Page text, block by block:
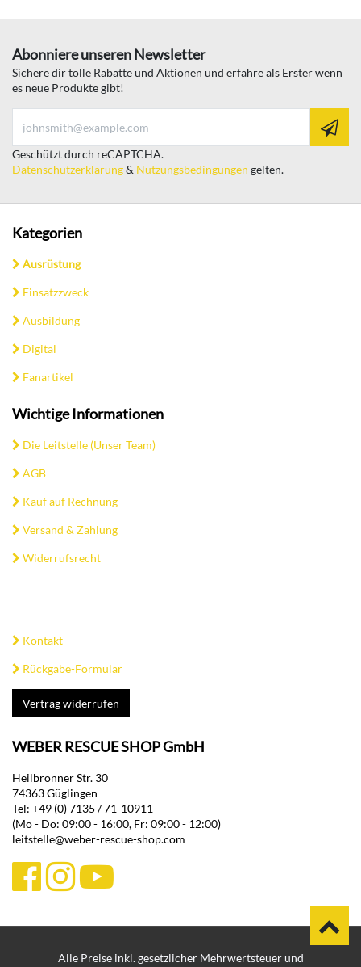
Abonniere unseren Newsletter
Sichere dir tolle Rabatte und Aktionen und erfahre als Erster wenn
es neue Produkte gibt!
Geschützt durch reCAPTCHA.
Datenschutzerklärung& Nutzungsbedingungen gelten.
Kategorien
Ausrüstung
Einsatzzweck
Ausbildung
Digital
Fanartikel
Wichtige Informationen
Die Leitstelle (Unser Team)
AGB
Kauf auf Rechnung
Versand & Zahlung
Widerrufsrecht
Kontakt
Rückgabe-Formular
Vertrag widerrufen
WEBER RESCUE SHOP GmbH
Heilbronner Str. 30
74363 Güglingen
Tel: +49 (0) 7135 / 71-10911
(Mo - Do: 09:00 - 16:00, Fr: 09:00 - 12:00)
leitstelle@weber-rescue-shop.com
Alle Preise inkl. gesetzlicher Mehrwertsteuer und